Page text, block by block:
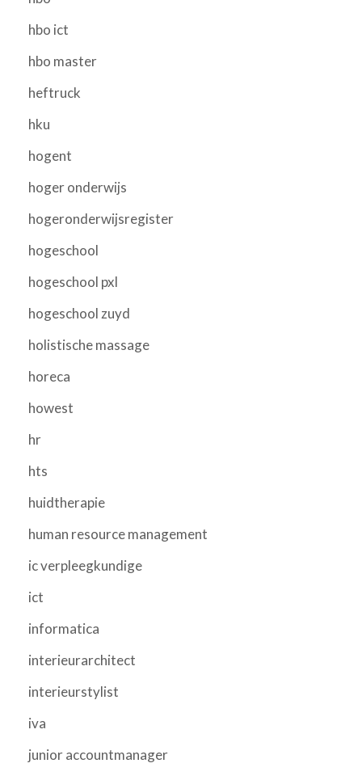
hbo ict
hbo master
heftruck
hku
hogent
hoger onderwijs
hogeronderwijsregister
hogeschool
hogeschool pxl
hogeschool zuyd
holistische massage
horeca
howest
hr
hts
huidtherapie
human resource management
ic verpleegkundige
ict
informatica
interieurarchitect
interieurstylist
iva
junior accountmanager